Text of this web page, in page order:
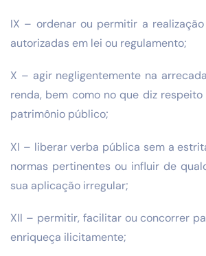
IX – ordenar ou permitir a
autorizadas em lei ou regulamento;
X – agir negligentemente na
renda, bem como no que diz
patrimônio público;
XI – liberar verba pública sem a
normas pertinentes ou influir de
sua aplicação irregular;
XII – permitir, facilitar ou concorrer
enriqueça ilicitamente;